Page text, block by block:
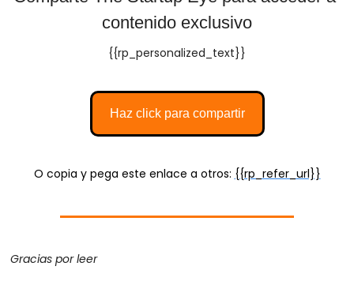
contenido exclusivo
{{rp_personalized_text}}
Haz click para compartir
O copia y pega este enlace a otros: {{rp_refer_url}}
Gracias por leer